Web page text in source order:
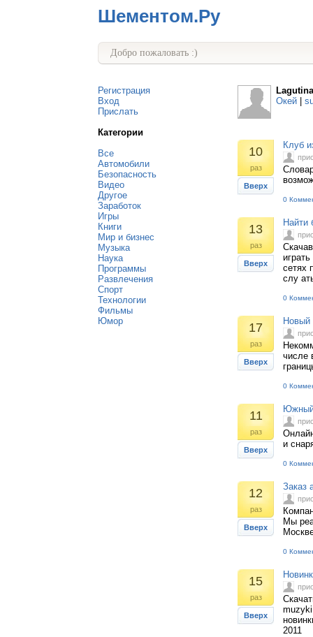
Шементом.Ру
Добро пожаловать :)
Регистрация
Вход
Прислать
Категории
Все
Автомобили
Безопасность
Видео
Другое
Заработок
Игры
Книги
Мир и бизнес
Музыка
Наука
Программы
Развлечения
Спорт
Технологии
Фильмы
Юмор
Окей
10
раз
Вверх
Клуб
0
13
раз
Вверх
Найти
сетях
слу
0
17
раз
Вверх
числе
0
11
раз
Вверх
Южный
и
0
12
раз
Вверх
Заказ
Мы
0
15
раз
Вверх
2011